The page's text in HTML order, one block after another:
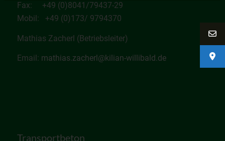
Fax: +49 (0)8041/79437-29
Mobil: +49 (0)173/ 9794370
Mathias Zacherl (Betriebsleiter)
Email: mathias.zacherl@kilian-willibald.de
Transportbeton